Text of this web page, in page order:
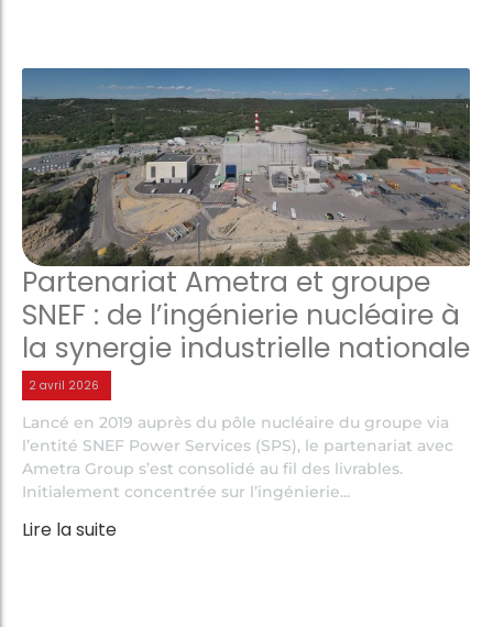
Partenariat Ametra et groupe
SNEF : de l’ingénierie nucléaire à
la synergie industrielle nationale
2 avril 2026
Lancé en 2019 auprès du pôle nucléaire du groupe via
l’entité SNEF Power Services (SPS), le partenariat avec
Ametra Group s’est consolidé au fil des livrables.
Initialement concentrée sur l’ingénierie...
Lire la suite